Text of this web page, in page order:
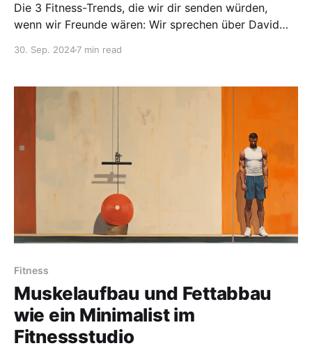
Die 3 Fitness-Trends, die wir dir senden würden,
wenn wir Freunde wären: Wir sprechen über David
Hinterteile. Lies weiter!
30. Sep. 20247 min read
Fitness
Muskelaufbau und Fettabbau
wie ein Minimalist im
Fitnessstudio